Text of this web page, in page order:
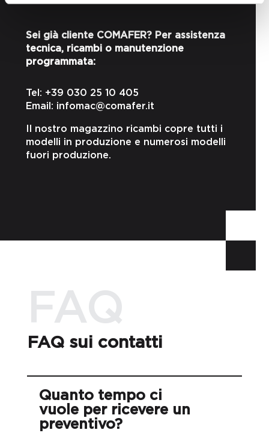
Sei già cliente COMAFER? Per assistenza
tecnica, ricambi o manutenzione
programmata:
Tel: +39 030 25 10 405
Email: infomac@comafer.it
Il nostro magazzino ricambi copre tutti i
modelli in produzione e numerosi modelli
fuori produzione.
FAQ
FAQ sui contatti
Quanto tempo ci
vuole per ricevere un
preventivo?